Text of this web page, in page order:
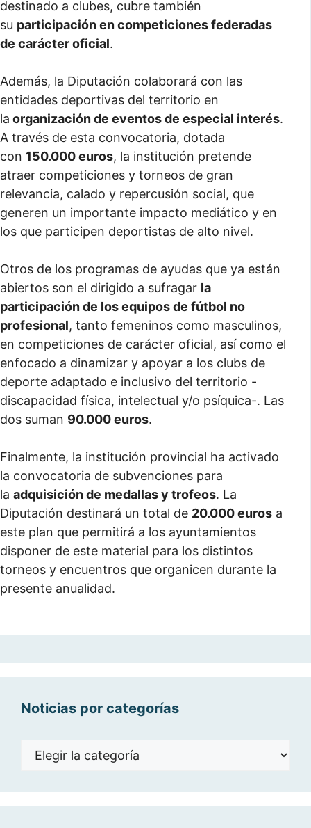
destinado a clubes, cubre también
su participación en competiciones federadas
de carácter oficial.
Además, la Diputación colaborará con las
entidades deportivas del territorio en
la organización de eventos de especial interés.
A través de esta convocatoria, dotada
con 150.000 euros, la institución pretende
atraer competiciones y torneos de gran
relevancia, calado y repercusión social, que
generen un importante impacto mediático y en
los que participen deportistas de alto nivel.
Otros de los programas de ayudas que ya están
abiertos son el dirigido a sufragar la
participación de los equipos de fútbol no
profesional, tanto femeninos como masculinos,
en competiciones de carácter oficial, así como el
enfocado a dinamizar y apoyar a los clubs de
deporte adaptado e inclusivo del territorio -
discapacidad física, intelectual y/o psíquica-. Las
dos suman 90.000 euros.
Finalmente, la institución provincial ha activado
la convocatoria de subvenciones para
la adquisición de medallas y trofeos. La
Diputación destinará un total de 20.000 euros a
este plan que permitirá a los ayuntamientos
disponer de este material para los distintos
torneos y encuentros que organicen durante la
presente anualidad.
Noticias por categorías
Noticias